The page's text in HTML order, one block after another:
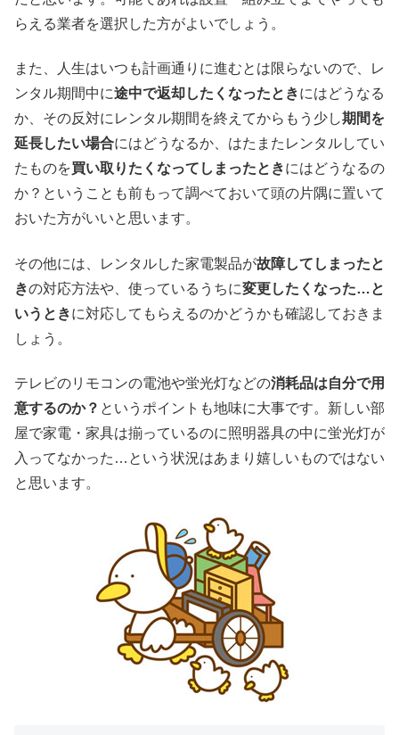
らえる業者を選択した方がよいでしょう。
また、人生はいつも計画通りに進むとは限らないので、レ
ンタル期間中に途中で返却したくなったときにはどうなる
か、その反対にレンタル期間を終えてからもう少し期間を
延長したい場合にはどうなるか、はたまたレンタルしてい
たものを買い取りたくなってしまったときにはどうなるの
か？ということも前もって調べておいて頭の片隅に置いて
おいた方がいいと思います。
その他には、レンタルした家電製品が故障してしまったと
きの対応方法や、使っているうちに変更したくなった…と
いうときに対応してもらえるのかどうかも確認しておきま
しょう。
テレビのリモコンの電池や蛍光灯などの消耗品は自分で用
意するのか？ というポイントも地味に大事です。新しい部
屋で家電・家具は揃っているのに照明器具の中に蛍光灯が
入ってなかった…という状況はあまり嬉しいものではない
と思います。